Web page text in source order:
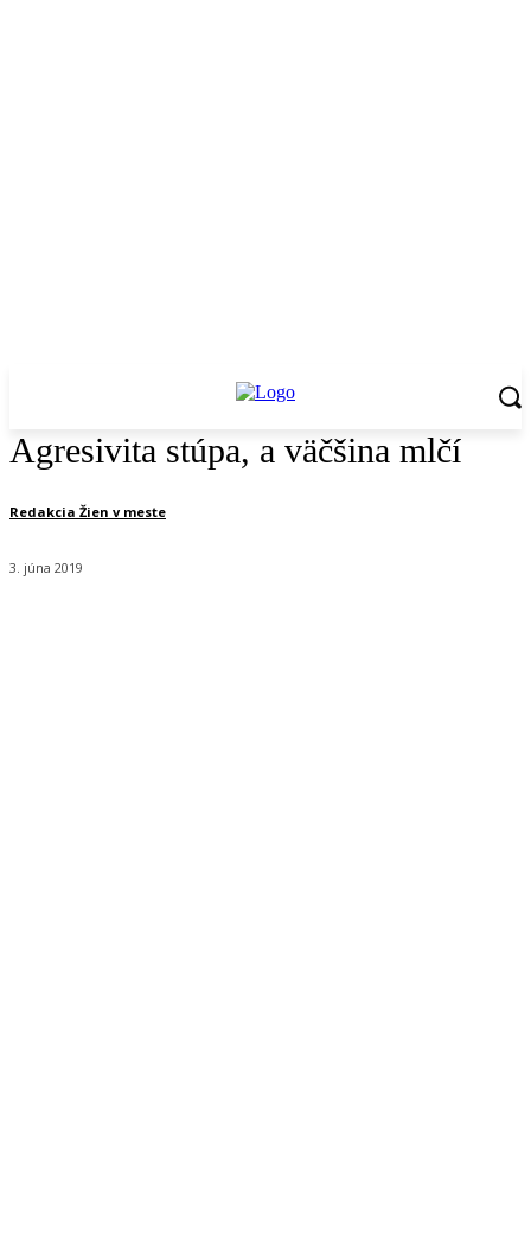
Agresivita stúpa, a väčšina mlčí
Redakcia Žien v meste
3. júna 2019